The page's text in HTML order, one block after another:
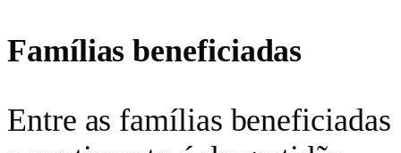
Famílias beneficiadas
Entre as famílias beneficiadas